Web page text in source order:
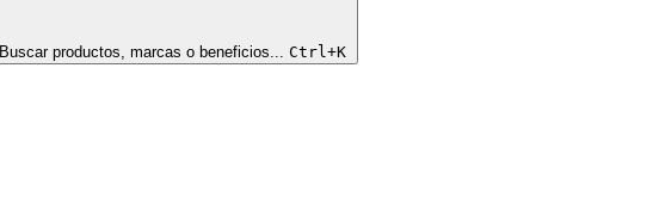
Buscar productos, marcas o beneficios... Ctrl+K